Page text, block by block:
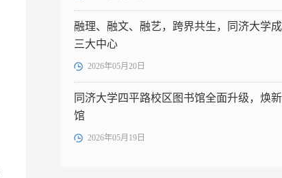
融理、融文、融艺，跨界共生，同济大学
三大中心
2026年05月20日
同济大学四平路校区图书馆全面升级，焕
馆
2026年05月19日